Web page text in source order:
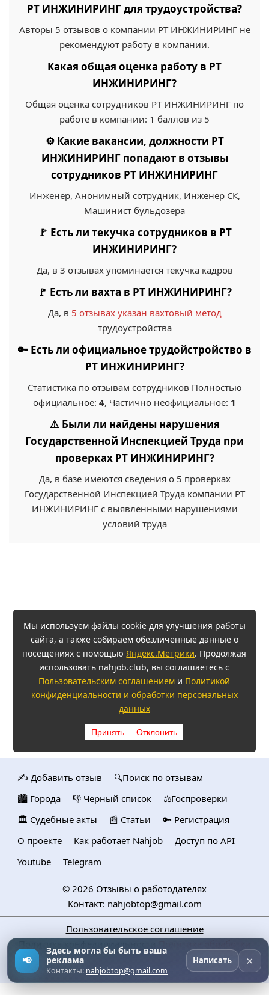
РТ ИНЖИНИРИНГ для трудоустройства?
Авторы 5 отзывов о компании РТ ИНЖИНИРИНГ не
рекомендуют работу в компании.
Какая общая оценка работу в РТ
ИНЖИНИРИНГ?
Общая оценка сотрудников РТ ИНЖИНИРИНГ по
работе в компании: 1 баллов из 5
⚙️ Какие вакансии, должности РТ
ИНЖИНИРИНГ попадают в отзывы
сотрудников РТ ИНЖИНИРИНГ
Инженер, Анонимный сотрудник, Инженер СК,
Машинист бульдозера
🚩 Есть ли текучка сотрудников в РТ
ИНЖИНИРИНГ?
Да, в 3 отзывах упоминается текучка кадров
🚩 Есть ли вахта в РТ ИНЖИНИРИНГ?
Да, в 5 отзывах указан вахтовый метод
трудоустройства
🔑 Есть ли официальное трудойстройство в
РТ ИНЖИНИРИНГ?
Статистика по отзывам сотрудников Полностью
официальное: 4, Частично неофициальное: 1
⚠️ Были ли найдены нарушения
Государственной Инспекцией Труда при
проверках РТ ИНЖИНИРИНГ?
Да, в базе имеются сведения о 5 проверках
Государственной Инспекцией Труда компании РТ
ИНЖИНИРИНГ с выявленными нарушениями
условий труда
Мы используем файлы cookie для улучшения работы
сайта, а также собираем обезличенные данные о
посещениях с помощьюЯндекс.Метрики. Продолжая
использовать nahjob.club, вы соглашаетесь с
Пользовательским соглашением и Политикой
конфиденциальности и обработки персональных
данных
Принять Отклонить
✍️ Добавить отзыв
🔍Поиск по отзывам
🏙️ Городa
👎 Черный список
⚖️Госпроверки
🏛️ Судебные акты
📰 Статьи
🔑 Регистрация
О проекте
Как работает Nahjob
Доступ по API
Youtube
Telegram
© 2026 Отзывы о работодателях
Контакт: nahjobtop@gmail.com
Пользовательское соглашение
Политика конфедициальности
персональных данных
📢
Здесь могла бы быть ваша
реклама
Контакты: nahjobtop@gmail.com
Написать ×